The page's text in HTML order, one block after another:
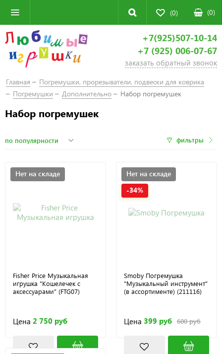
(0) (0)
+7(925)507-10-14
+7 (925) 006-07-67
заказать обратный звонок
Главная
Погремушки, прорезыватели, подвески для коврика
Погремушки
Дополнительно Набор погремушек
Набор погремушек
фильтры
Нет на складе
Fisher Price Музыкальная
игрушка "Кошелечек с
аксессуарами" (FTG07)
Цена 2 750 руб
Нет на складе
-34%
Smoby Погремушка
"Музыкальный инструмент"
(в ассортименте) (211116)
Цена 399 руб 600 руб